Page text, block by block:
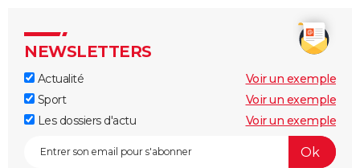
NEWSLETTERS
Actualité
Voir un exemple
Sport
Voir un exemple
Les dossiers d'actu
Voir un exemple